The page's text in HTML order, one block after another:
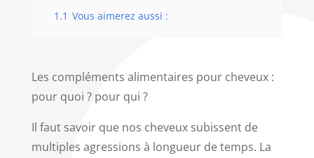
1.1 Vous aimerez aussi :
Les compléments alimentaires pour cheveux :
pour quoi ? pour qui ?
Il faut savoir que nos cheveux subissent de
multiples agressions à longueur de temps. La